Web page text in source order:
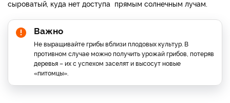
сыроватый, куда нет доступа прямым солнечным лучам.
Важно
Не выращивайте грибы вблизи плодовых культур. В
противном случае можно получить урожай грибов, потеряв
деревья – их с успехом заселят и высосут новые
«питомцы».